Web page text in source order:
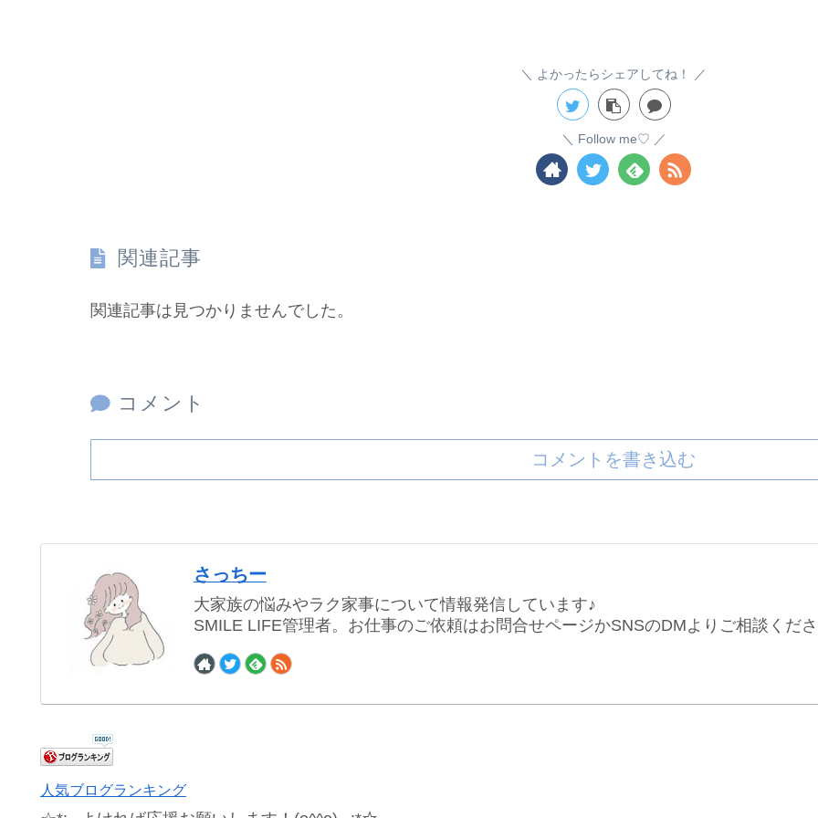
よかったらシェアしてね！
Follow me♡
関連記事
関連記事は見つかりませんでした。
コメント
コメントを書き込む
さっちー
大家族の悩みやラク家事について情報発信しています♪
SMILE LIFE管理者。お仕事のご依頼はお問合せページかSNSのDMよりご相談くだ
人気ブログランキング